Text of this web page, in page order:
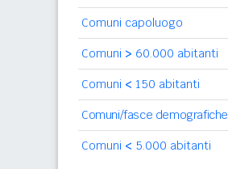
Comuni capoluogo
Comuni > 60.000 abitanti
Comuni < 150 abitanti
Comuni/fasce demografiche
Comuni < 5.000 abitanti